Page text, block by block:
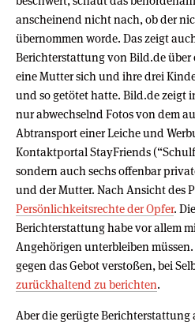
anscheinend nicht nach, ob der
übernommen worde. Das zeigt
Berichterstattung von Bild.de über
eine Mutter sich und ihre drei
und so getötet hatte. Bild.de zeigt
nur abwechselnd Fotos von dem
Abtransport einer Leiche und
Kontaktportal StayFriends
sondern auch sechs offenbar
und der Mutter. Nach Ansicht des
Persönlichkeitsrechte der Opfer.
Berichterstattung habe vor allem
Angehörigen unterbleiben
gegen das Gebot verstoßen, bei
zurückhaltend zu berichten.
Aber die gerügte